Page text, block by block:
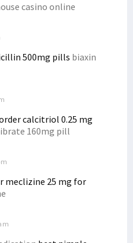
casino online
500mg pills biaxin
calcitriol 0.25 mg
160mg pill
meclizine 25 mg for